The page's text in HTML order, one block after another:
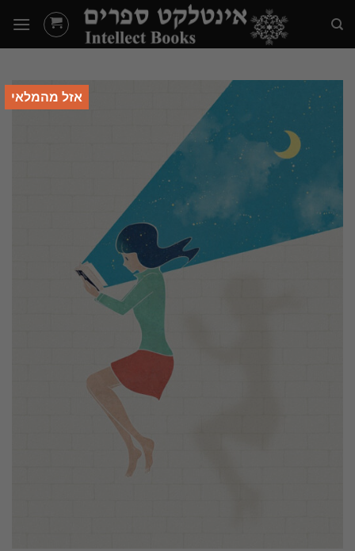
content
אזל מהמלאי